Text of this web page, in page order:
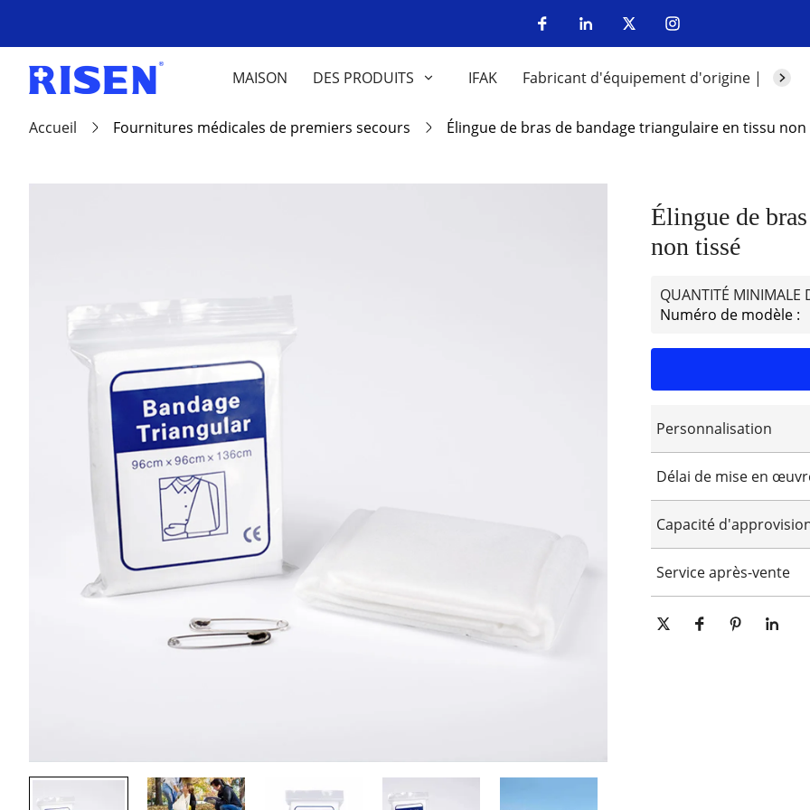
MAISON DES PRODUITS IFAK Fabricant d'équipement d'origine |
Accueil Fournitures médicales de premiers secours Élingue de bras de bandage triangulaire en tissu non
Élingue de
non tissé
QUANTITÉ MINIMALE
Numéro de modèle :
Personnalisation
Emballage personnalisé
Délai de mise en
Capacité
Service après-vente